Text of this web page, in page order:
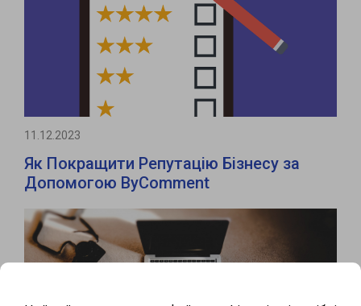
11.12.2023
Як Покращити Репутацію Бізнесу за
Допомогою ByComment